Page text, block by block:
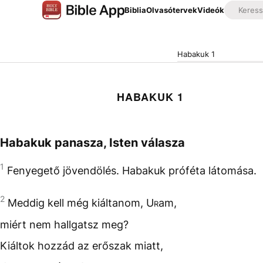
BibliaOlvasótervekVideók
Habakuk 1
HABAKUK 1
Habakuk panasza, Isten válasza
1 Fenyegető jövendölés. Habakuk próféta látomása.
2 Meddig kell még kiáltanom, Uram,
miért nem hallgatsz meg?
Kiáltok hozzád az erőszak miatt,